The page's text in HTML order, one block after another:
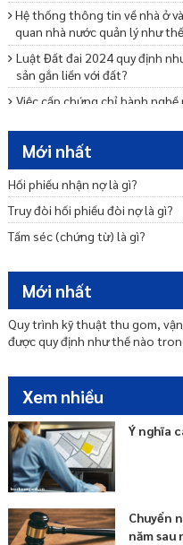
Hệ thống thông tin về nhà ở
quan nhà nước quản lý như
Luật Đất đai 2024 quy định
sản gắn liền với đất?
Việc cấp chứng chỉ hành
Các quy định về phương thức
chỉ hành nghề môi giới BĐS là
Luật Nhà ở 2023 quy định như
Luật Nhà ở 2023 quy định như
Kinh doanh bất động sản quy
sản được chuyển nhượng cho
Luật Đất đai 2024 quy định
đất, cho phép chuyển mục
Thủ tục thông báo nhà ở
Trình tự, thủ tục di dời chủ sở
được quy định như thế nào?
Nguyên tắc xây dựng, quản lý
ở và thị trường bất động sản là
Nguyên tắc bán, cho thuê
cho lực lượng vũ trang nhân
Mới nhất
Hối phiếu nhận nợ là gì?
Truy đòi hối phiếu đòi nợ là gì?
Tấm séc (chứng từ) là gì?
Mới nhất
Quy trình kỹ thuật thu gom,
được quy định như thế nào
Xem nhiều
Ý nghĩa
Chuyển
năm sau